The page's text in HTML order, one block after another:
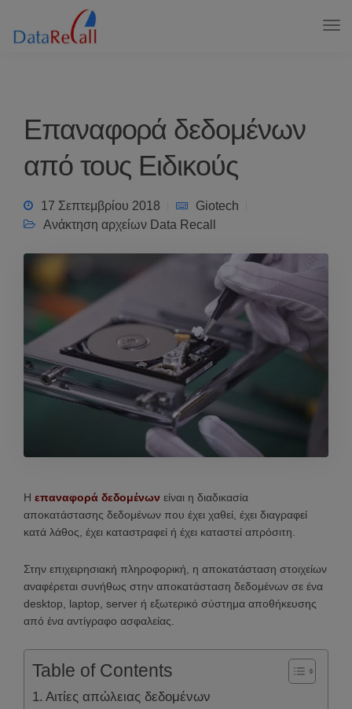
Επαναφορά δεδομένων
από τους Ειδικούς
17 Σεπτεμβρίου 2018
Giotech
Ανάκτηση αρχείων Data Recall
Η επαναφορά δεδομένων είναι η διαδικασία
αποκατάστασης δεδομένων που έχει χαθεί, έχει διαγραφεί
κατά λάθος, έχει καταστραφεί ή έχει καταστεί απρόσιτη.
Στην επιχειρησιακή πληροφορική, η αποκατάσταση στοιχείων
αναφέρεται συνήθως στην αποκατάσταση δεδομένων σε ένα
desktop, laptop, server ή εξωτερικό σύστημα αποθήκευσης
από ένα αντίγραφο ασφαλείας.
Table of Contents
Αιτίες απώλειας δεδομένων